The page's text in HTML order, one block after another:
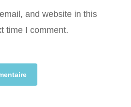
and website in this
time I comment.